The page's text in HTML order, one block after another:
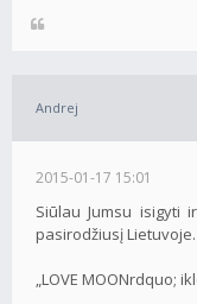
Andrej
2015-01-17 15:01
Siūlau Jumsu isigyti
pasirodžiusį Lietuvoje.
„LOVE MOONrdquo;